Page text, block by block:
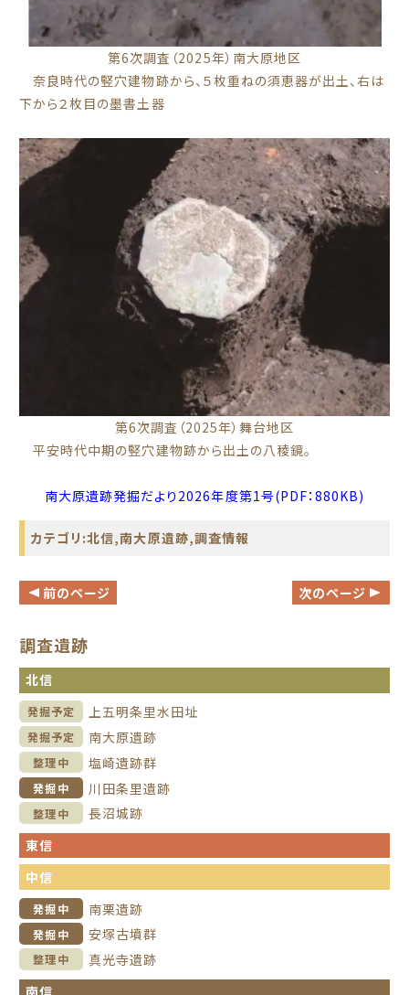
第6次調査（2025年）南大原地区
奈良時代の竪穴建物跡から、５枚重ねの須恵器が出土、右は
下から２枚目の墨書土器
第6次調査（2025年）舞台地区
平安時代中期の竪穴建物跡から出土の八稜鏡。
南大原遺跡発掘だより2026年度第1号(PDF：880KB)
カテゴリ:北信,南大原遺跡,調査情報
前のページ 次のページ
調査遺跡
北信
発掘予定 上五明条里水田址
発掘予定 南大原遺跡
整理中 塩崎遺跡群
発掘中 川田条里遺跡
整理中
長沼城跡
東信
中信
発掘中 南栗遺跡
発掘中 安塚古墳群
整理中
真光寺遺跡
南信